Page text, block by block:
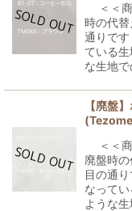
＜＜商
時の代
通りで
ている
な生地
【廃盤
＜＜商
廃盤時
目の通
なって
ような